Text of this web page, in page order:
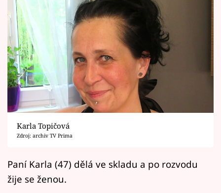
Celebrity
Vztahy
Seriály
Horoskopy
Sledujte prima+
Filmový festival Karlovy Vary
Mámy sobě
Karla Topičová
Zdroj: archiv TV Prima
Paní Karla (47) dělá ve skladu a po rozvodu
žije se ženou.